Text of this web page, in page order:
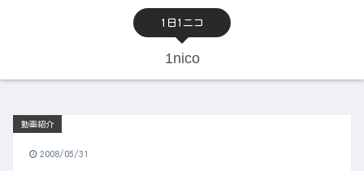
1日1ニコ
1nico
動画紹介
2008/05/31